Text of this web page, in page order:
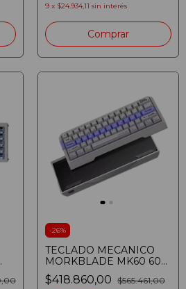
9 x $24.934,11 sin interés
-26%
TECLADO MECANICO
MORKBLADE MK60 60%
METALICO SILVER
$418.860,00 $565.461,00